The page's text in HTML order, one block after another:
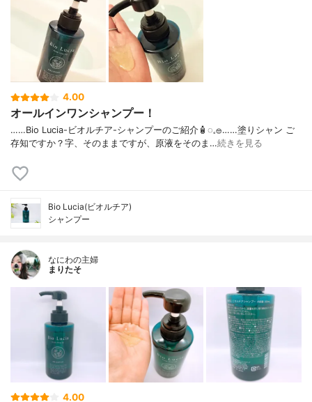
4.00
オールインワンシャンプー！
……⁡Bio Lucia⁡⁡-ビオルチア-⁡⁡シャンプー⁡⁡のご紹介🧴‎◌𓈒𓐍⁡……⁡⁡⁡⁡塗りシャン ご
存知ですか？⁡⁡⁡⁡字、そのままですが、⁡原液をそのま…続きを見る
Bio Lucia(ビオルチア)
シャンプー
なにわの主婦
まりたそ
4.00